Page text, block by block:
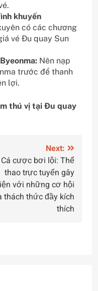
khuyến
có các chương
vé Đu quay Sun
Nên nạp
trước để thanh
lợi.
thú vị tại Đu quay
Next:
Cá cược bơi lội: Thể
thao trực tuyến gây
với những cơ hội
thách thức đầy kích
thích